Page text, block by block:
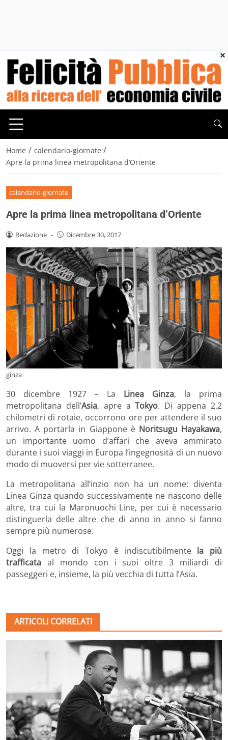
Home / calendario-giornate /
Apre la prima linea metropolitana d’Oriente
calendario-giornate
Apre la prima linea metropolitana d’Oriente
Redazione - Dicembre 30, 2017
ginza
30 dicembre 1927 – La Linea Ginza, la prima
metropolitana dell’Asia, apre aTokyo. Di appena 2,2
chilometri di rotaie, occorrono ore per attendere il suo
arrivo. A portarla in Giappone è Noritsugu Hayakawa,
un importante uomo d’affari che aveva ammirato
durante i suoi viaggi in Europa l’ingegnosità di un nuovo
modo di muoversi per vie sotterranee.
La metropolitana all’inzio non ha un nome: diventa
Linea Ginza quando successivamente ne nascono delle
altre, tra cui la Maronuochi Line, per cui è necessario
distinguerla delle altre che di anno in anno si fanno
sempre più numerose.
Oggi la metro di Tokyo è indiscutibilmente la più
trafficata al mondo con i suoi oltre 3 miliardi di
passeggeri e, insieme, la più vecchia di tutta l’Asia.
ARTICOLI CORRELATI
×